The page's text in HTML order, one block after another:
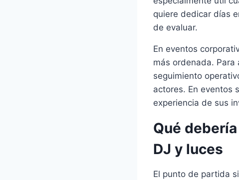
quiere dedicar días
de evaluar.
En eventos
más ordenada. Para
seguimiento
actores. En eventos
experiencia de sus
Qué
DJ y luces
El punto de partida